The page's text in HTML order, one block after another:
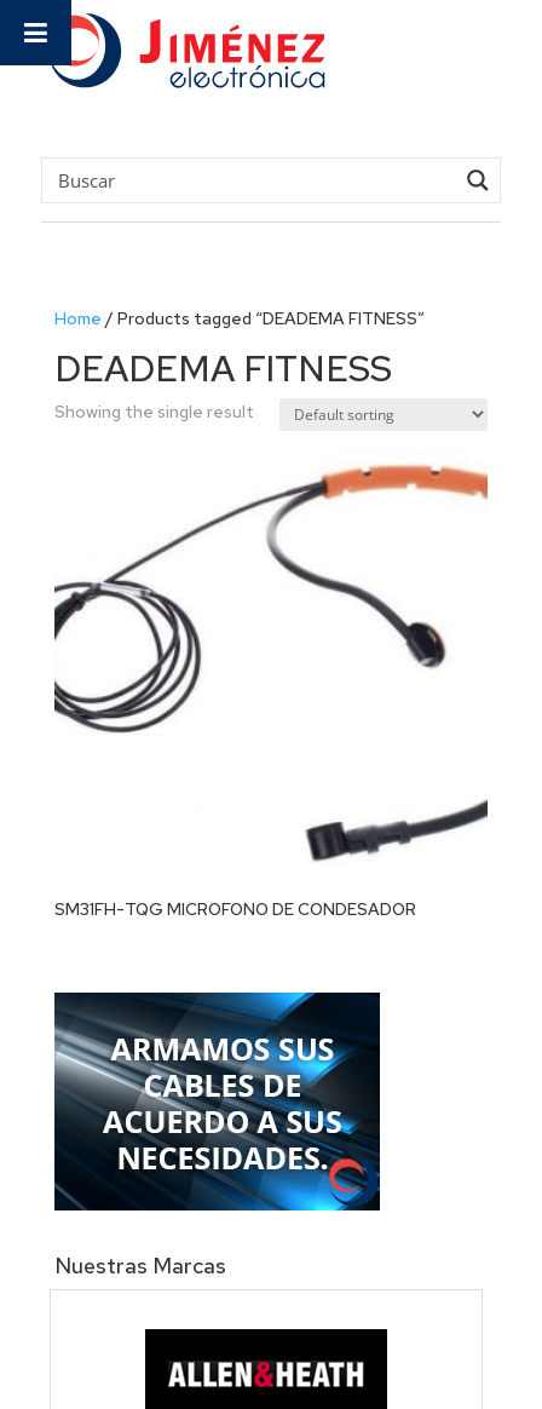
Home / Products tagged “DEADEMA FITNESS”
DEADEMA FITNESS
Showing the single result
SM31FH-TQG MICROFONO DE CONDESADOR
Nuestras Marcas